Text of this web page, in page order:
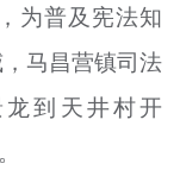
+
为普及宪法知
马昌营镇司法
到天井村开